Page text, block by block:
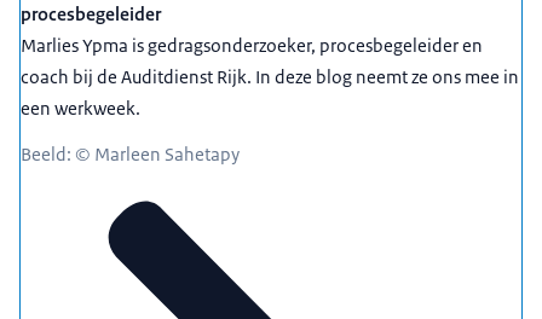
procesbegeleider
Marlies Ypma is gedragsonderzoeker, procesbegeleider en
coach bij de Auditdienst Rijk. In deze blog neemt ze ons mee in
een werkweek.
Beeld: © Marleen Sahetapy